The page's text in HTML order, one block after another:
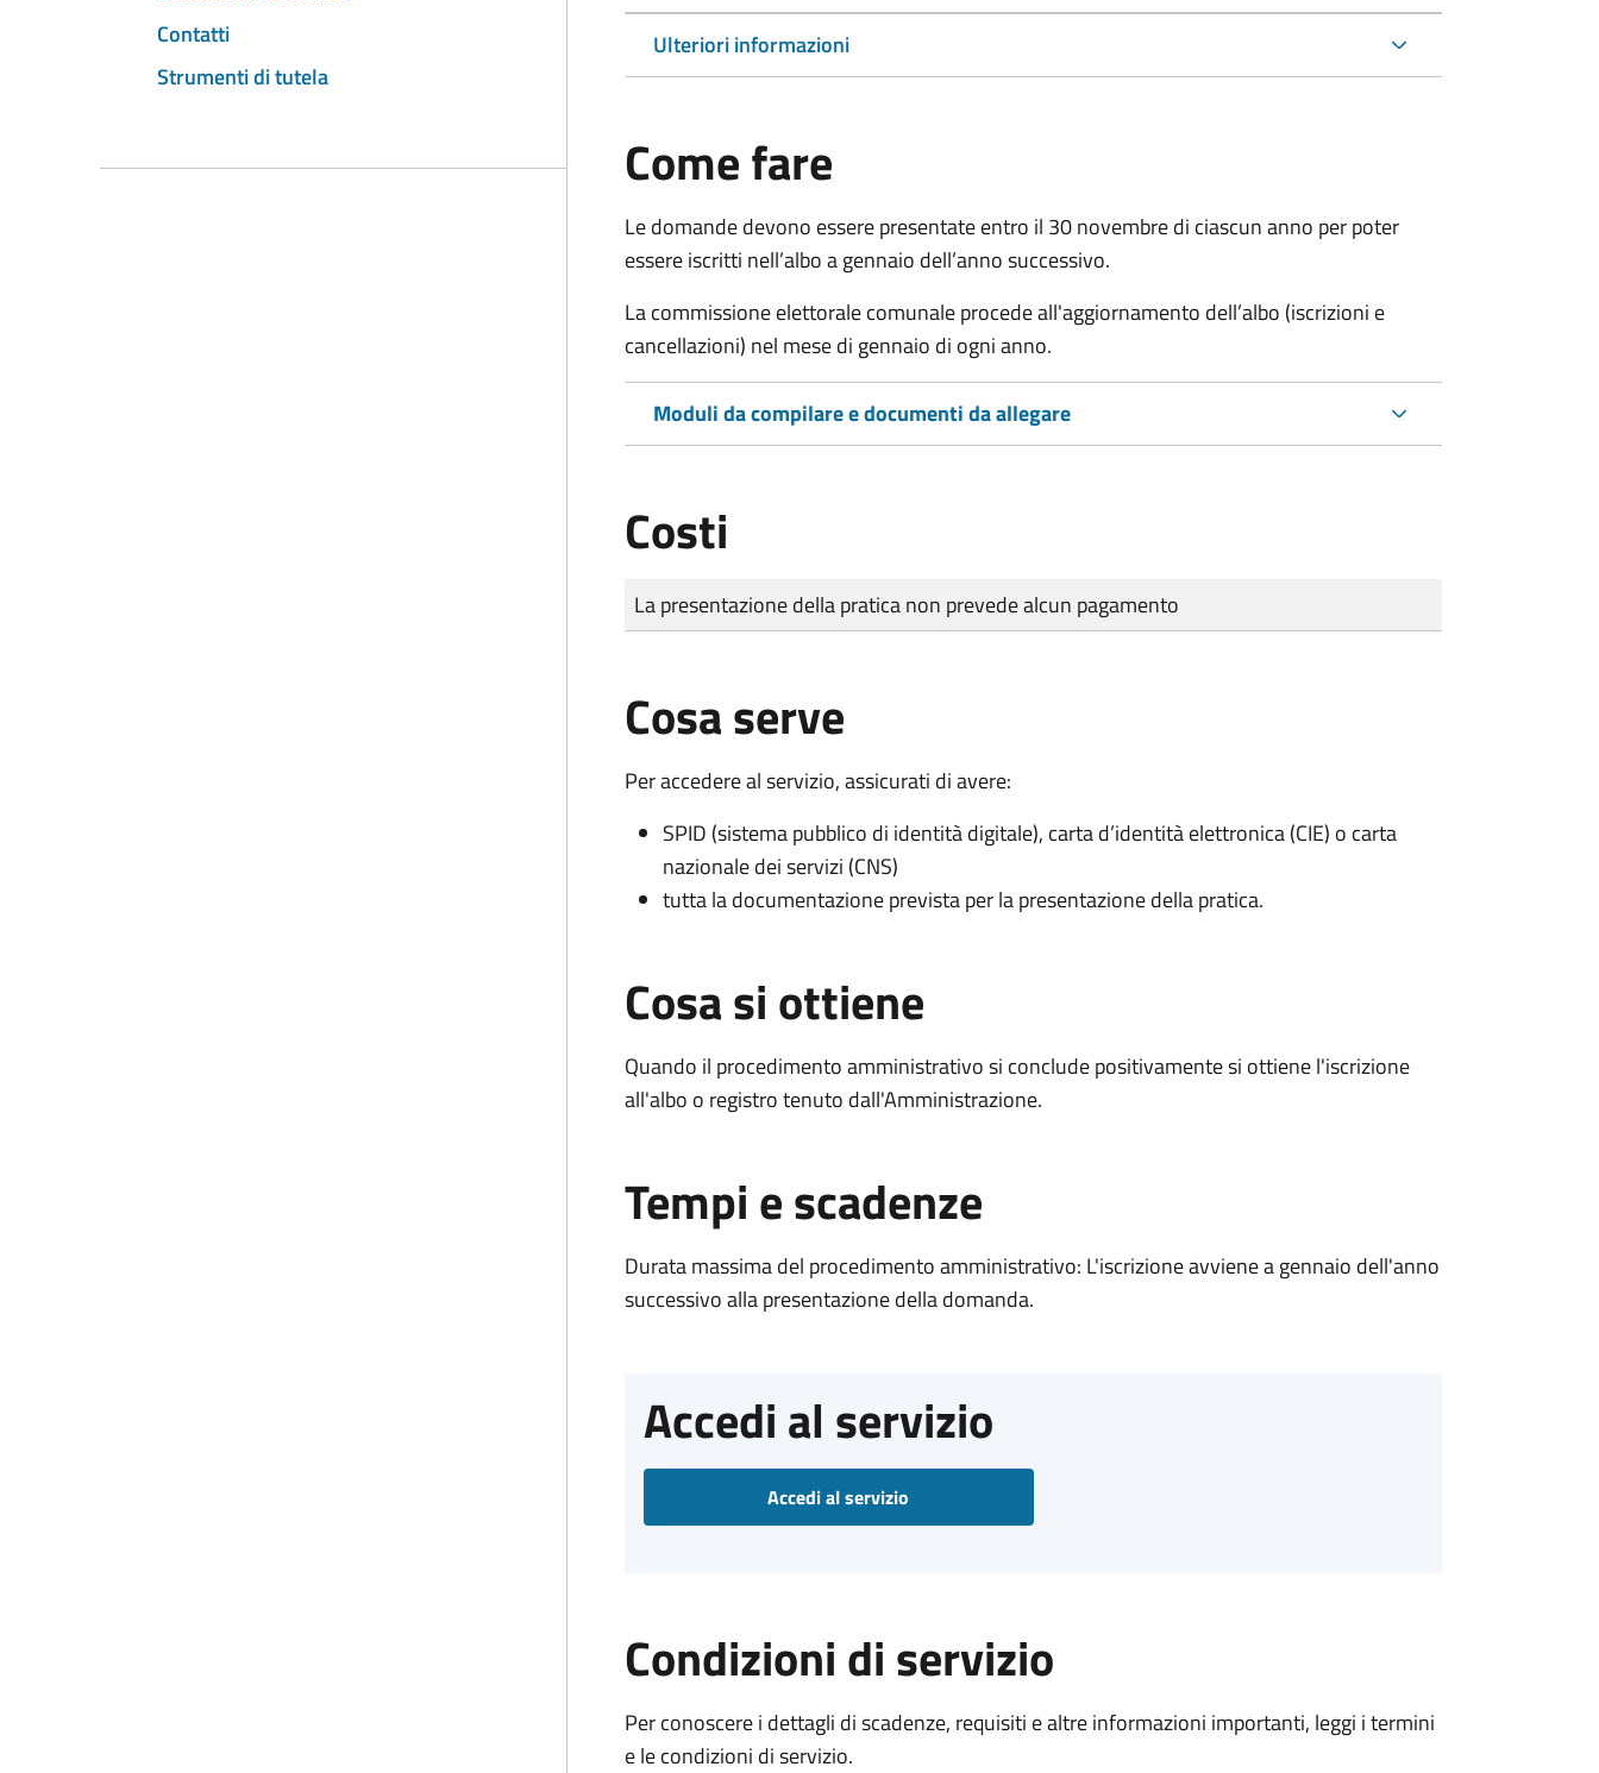
Contatti
Strumenti di tutela
Ulteriori informazioni
Come fare
Le domandedevono essere presentate entro il 30 novembre di ciascun anno per poter
essere iscritti nell’albo a gennaio dell’anno successivo.
La commissione elettorale comunale procede all'aggiornamento dell’albo (iscrizioni e
cancellazioni) nel mese di gennaio di ogni anno.
Moduli da compilare e documenti da allegare
Costi
Tipo di pagamento
Importo
La presentazione della pratica non prevede alcun pagamento
Cosa serve
Per accedere al servizio, assicurati di avere:
SPID (sistema pubblico di identità digitale), carta d’identità elettronica (CIE) o carta
nazionale dei servizi (CNS)
tutta la documentazione prevista per la presentazione della pratica.
Cosa si ottiene
Quando il procedimento amministrativo si conclude positivamente si ottiene l'iscrizione
all'albo o registro tenuto dall'Amministrazione.
Tempi e scadenze
Durata massima del procedimento amministrativo: L'iscrizione avviene a gennaio dell'anno
successivo alla presentazione della domanda.
Accedi al servizio
Accedi al servizio
Condizioni di servizio
Per conoscere i dettagli di scadenze, requisiti e altre informazioni importanti, leggi i termini
e le condizioni di servizio.